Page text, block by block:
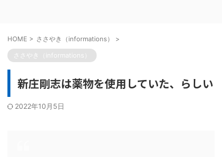
HOME > ささやき（informations） >
ささやき（informations）
新庄剛志は薬物を使用していた、らしい
2022年10月5日